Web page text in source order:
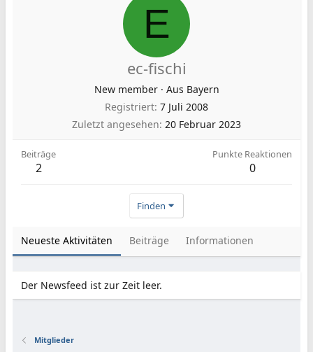
E
ec-fischi
New member · Aus Bayern
Registriert 7 Juli 2008
Zuletzt angesehen 20 Februar 2023
Beiträge
2
Punkte Reaktionen
0
Finden
Neueste Aktivitäten Beiträge Informationen
Der Newsfeed ist zur Zeit leer.
Mitglieder